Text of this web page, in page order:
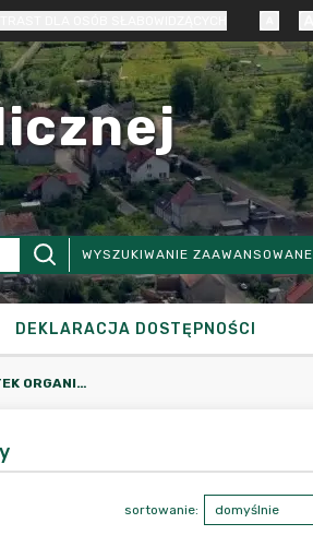
WYSZUKIWANIE ZAAWANSOWANE
DEKLARACJA DOSTĘPNOŚCI
2018 - KIEROWNICY JEDNOSTEK ORGANIZACYJNYCH GMINY
sortowanie: